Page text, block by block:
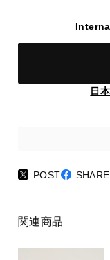
日
POST SHARE
関連商品